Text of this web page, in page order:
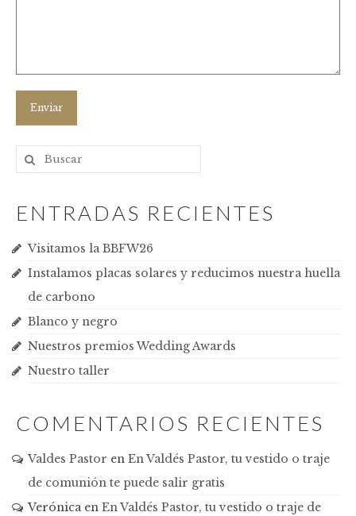
ENTRADAS RECIENTES
Visitamos la BBFW26
Instalamos placas solares y reducimos nuestra huella
de carbono
Blanco y negro
Nuestros premios Wedding Awards
Nuestro taller
COMENTARIOS RECIENTES
Valdes Pastor en En Valdés Pastor, tu vestido o traje
de comunión te puede salir gratis
Verónicaen En Valdés Pastor, tu vestido o traje de